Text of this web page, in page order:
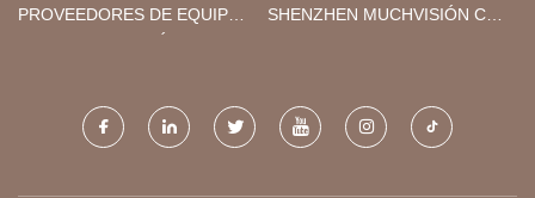
PROVEEDORES DE EQUIPOS
SHENZHEN MUCHVISIÓN CO